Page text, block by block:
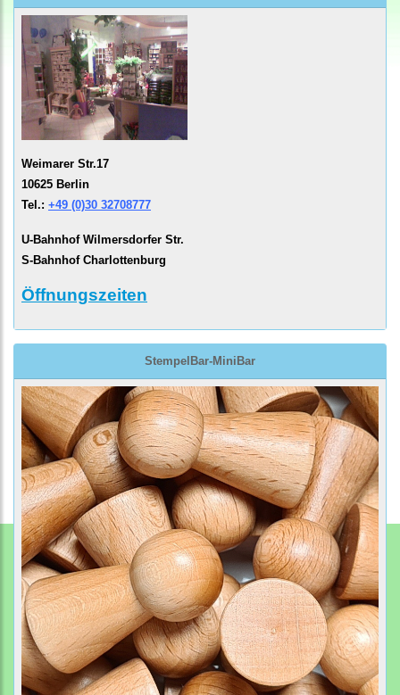
Weimarer Str.17
10625 Berlin
Tel.: +49 (0)30 32708777
U-Bahnhof Wilmersdorfer Str.
S-Bahnhof Charlottenburg
Öffnungszeiten
StempelBar-MiniBar